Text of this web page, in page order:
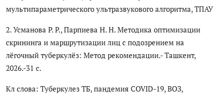
мультипараметрического ультразвукового алгоритма, ТПАУ
2. Усманова Р. Р., Парпиева Н. Н. Методика оптимизации
скрининга и маршрутизации лиц с подозрением на
лёгочный туберкулёз: Метод рекомендации.- Ташкент,
2026.-31 с.
Кл слова: Туберкулез ТБ, пандемия COVID-19, ВОЗ,